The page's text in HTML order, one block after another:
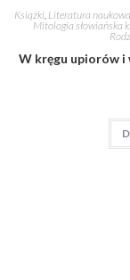
Książki, Literatura
Mitologia słowiańska
W kręgu upiorów i